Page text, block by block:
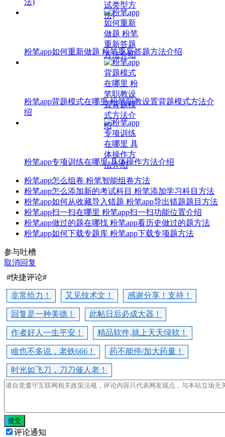
粉笔app如何重新做题 粉笔重新答题方法介绍
粉笔app背题模式在哪里 粉笔职教设置背题模式方法介
绍
粉笔app专项训练在哪里 具体操作方法介绍
粉笔app怎么组卷 粉笔智能组卷方法
粉笔app怎么添加新的考试科目 粉笔添加学习科目方法
粉笔app如何从收藏导入错题 粉笔app导出错题题目方法
粉笔app扫一扫在哪里 粉笔app扫一扫功能位置介绍
粉笔app做过的题在哪找 粉笔app看历史做过的题方法
粉笔app如何下载专题库 粉笔app下载专项题方法
参与吐槽
取消回复
#快捷评论#
非常给力！ 又见技术文！ 感谢分享！支持！
回复是一种美德！ 此帖日后必成大器！
作者好人一生平安！ 精品软件,就上天天绿软！
啥也不多说，老铁666！ 药不能停/加大药量！
时光如飞刀，刀刀催人老！
提交
评论通知